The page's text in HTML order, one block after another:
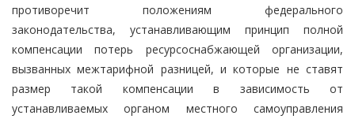
противоречит положениям федерального
законодательства, устанавливающим принцип полной
компенсации потерь ресурсоснабжающей организации,
вызванных межтарифной разницей, и которые не ставят
размер такой компенсации в зависимость от
устанавливаемых органом местного самоуправления